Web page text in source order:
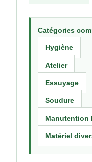
Catégories
Hygiène
Atelier
Essuyage
Soudure
Manutention
Matériel